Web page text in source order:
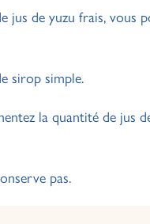
jus de yuzu frais, vous
sirop simple.
la quantité de jus
pas.